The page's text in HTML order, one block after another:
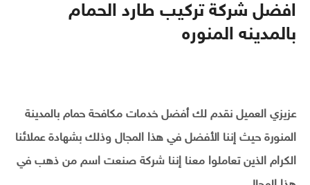
افضل شركة تركيب طارد الحمام
بالمدينه المنوره
عزيزي العميل نقدم لك أفضل خدمات مكافحة حمام بالمدينة
المنورة حيث إننا الأفضل في هذا المجال وذلك بشهادة عملائنا
الكرام الذين تعاملوا معنا إننا شركة صنعت اسم من ذهب في